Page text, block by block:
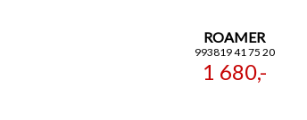
ROAMER
993819 41 75 20
1 680,-